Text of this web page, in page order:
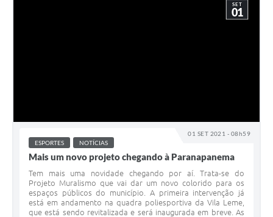
01 SET 2021 - 08h59
SET
01
ESPORTES NOTÍCIAS
Mais um novo projeto chegando à Paranapanema
Tem mais uma novidade chegando por aí. Trata-se do
Projeto Muralismo que vai dar um novo colorido para os
espaços públicos do município. A primeira intervenção já
está em andamento na quadra poliesportiva da Vila Leme,
que está sendo revitalizada e será inaugurada em breve. As